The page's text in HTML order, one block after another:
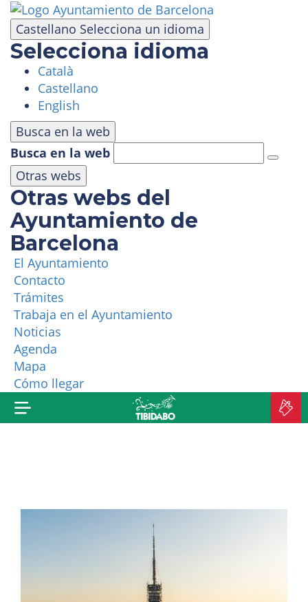
Castellano Selecciona un idioma
Selecciona idioma
Català
Castellano
English
Busca en la web
Busca en la web
Otras webs
Otras webs del
Ayuntamiento de
Barcelona
El Ayuntamiento
Contacto
Trámites
Trabaja en el Ayuntamiento
Noticias
Agenda
Mapa
Cómo llegar
Pasar
contenido
principal
VISITA
PARQUE DE ATRACCIONES
ÁREA PANORÁMICA
MASÍA TIBIDABO
FUNICULAR
TIBICLUB
¿QUIÉNES SOMOS?
MÁS PRODUCTOS